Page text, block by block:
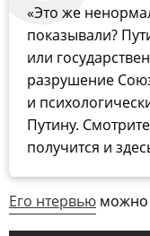
«Это же
показывали?
или
разрушение
и
Путину.
получится и
Его нтервью можно